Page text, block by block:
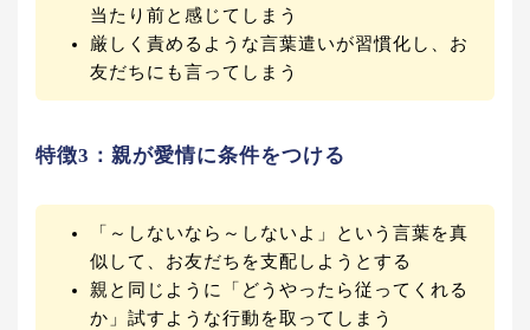
当たり前と感じてしまう
厳しく責めるような言葉遣いが習慣化し、お
友だちにも言ってしまう
特徴3：親が愛情に条件をつける
「～しないなら～しないよ」という言葉を真
似して、お友だちを支配しようとする
親と同じように「どうやったら従ってくれる
か」試すような行動を取ってしまう